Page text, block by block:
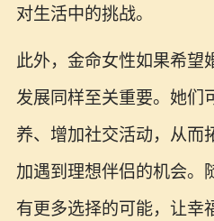
对生活中的挑战。
此外，金命女性如果希望
发展同样至关重要。她们
养、增加社交活动，从而
加遇到理想伴侣的机会。
有更多选择的可能，让幸